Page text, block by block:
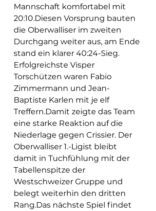
Mannschaft komfortabel mit
20:10.Diesen Vorsprung bauten
die Oberwalliser im zweiten
Durchgang weiter aus, am Ende
stand ein klarer 40:24-Sieg.
Erfolgreichste Visper
Torschützen waren Fabio
Zimmermann und Jean-
Baptiste Karlen mit je elf
Treffern.Damit zeigte das Team
eine starke Reaktion auf die
Niederlage gegen Crissier. Der
Oberwalliser 1.-Ligist bleibt
damit in Tuchfühlung mit der
Tabellenspitze der
Westschweizer Gruppe und
belegt weiterhin den dritten
Rang.Das nächste Spiel findet